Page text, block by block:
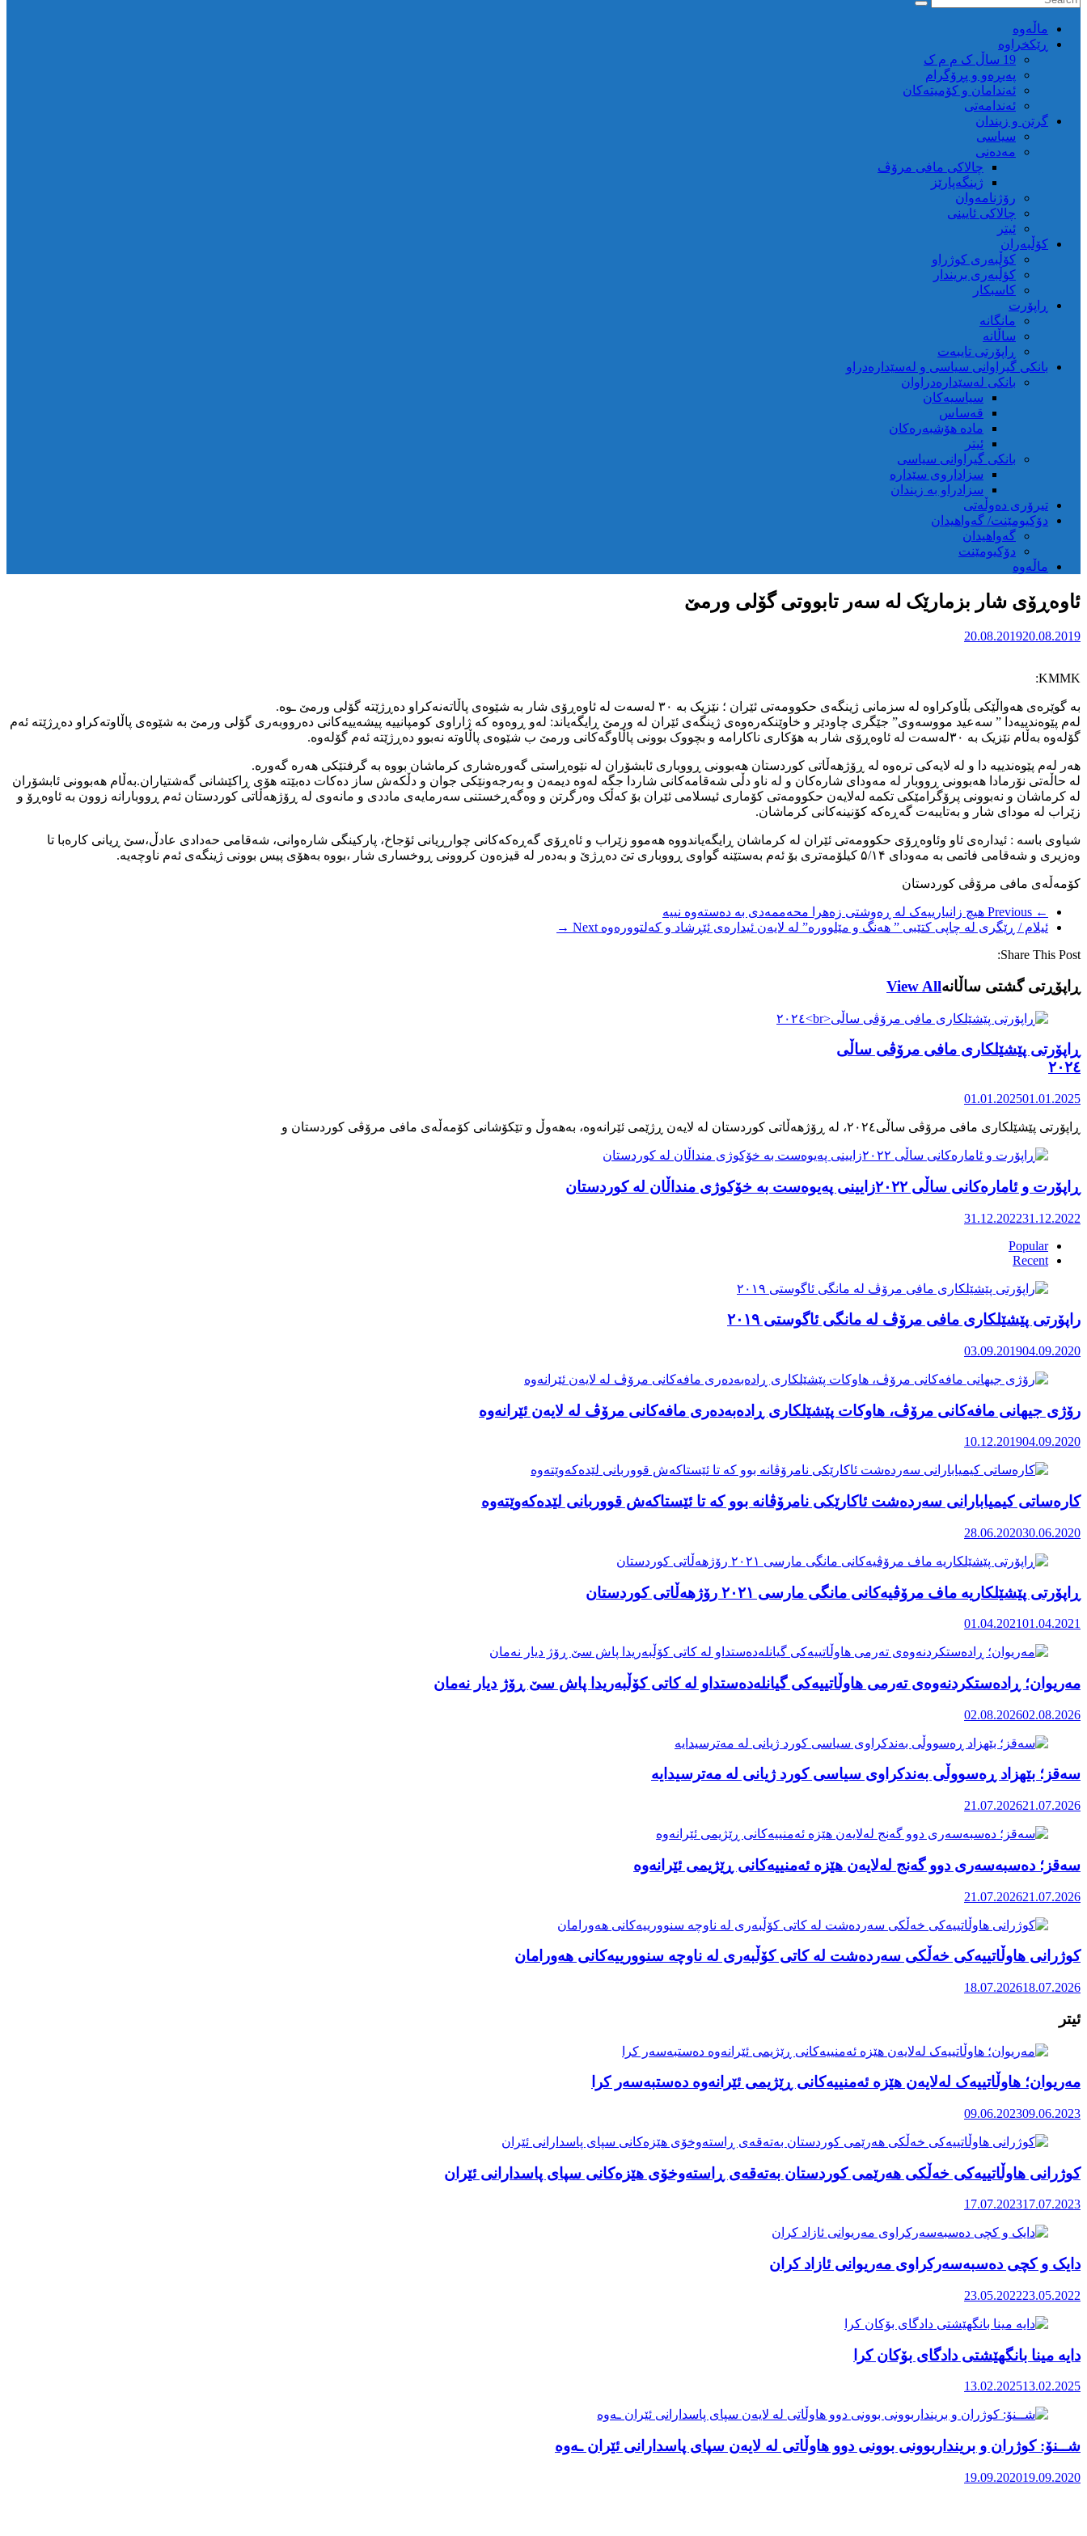
ماڵه‌وه‌
ڕێکخراوە
19 ساڵ ک م م ک
پەیڕەو و پڕۆگرام
ئەندامان و کۆمیتەکان
ئەندامەتی
گرتن و زیندان
سیاسی
مەدەنی
چالاکی مافی مرۆڤ
ژینگەپارێز
رۆژنامەوان
چالاکی ئایینی
ئیتر
کۆڵبەران
کۆڵبەری کوژراو
کؤڵبەری بریندار
کاسبکار
ڕاپۆرت
مانگانە
ساڵانە
ڕاپۆرتی تایبەت
بانکی گیراوانی سیاسی و لەسێدارەدراو
بانکی لەسێدارەدراوان
سیاسیەکان
قەساس
مادە هۆشبەرەکان
ئیتر
بانکی گیراوانی سیاسی
سزاداروی سێدارە
سزادراو بە زیندان
تیرۆری دەوڵەتی
دۆکیومێنت/ گەواهیدان
گەواهیدان
دۆکیومێنت
ماڵەوە
ئاوەڕۆی شار بزمارێک لە سەر تابووتی گۆلی ورمێ
20.08.201920.08.2019
KMMK:
بە گوێرەی هەواڵێکی بڵاوکراوە لە سزمانی ژینگەی حکوومەتی ئێران ؛ نێزیک بە ۳۰ لەسەت لە ئاوەڕۆی شار بە شێوەی پاڵاتەنەکراو دەڕژێتە گۆلی ورمێ ـوە.
لەم پێوەندییەدا ” سەعید مووسەوی” جێگری چاودێر و خاوێنکەرەوەی ژینگەی ئێران لە ورمێ ڕایگەیاند: لەو ڕوەوە کە ژاراوی کومپانییە پیشەییەکانی دەرووبەری گۆلی ورمێ بە شێوەی پاڵاوتەکراو دەڕژێتە ئەم
گۆلەوە بەڵام نێزیک بە ۳۰لەسەت لە ئاوەڕۆی شار بە هۆکاری ناکارامە و بچووک بوونی پاڵاوگەکانی ورمێ ب شێوەی پاڵاوتە نەبوو دەڕژێتە ئەم گۆلەوە.
هەر لەم پێوەندییە دا و لە لایەکی ترەوە لە ڕۆژهەڵاتی کوردستان هەبوونی ڕووباری ئابشۆران لە نێوەڕاستی گەورەشاری کرماشان بووە بە گرفتێکی هەرە گەورە.
لە حاڵەتی نۆرمادا هەبوونی ڕووبار لە مەودای شارەکان و لە ناو دڵی شەقامەکانی شاردا جگە لەوە دیمەن و بەرجەونێکی جوان و دڵکەش ساز دەکات دەبێتە هۆی ڕاکێشانی گەشتیاران.بەڵام هەبوونی ئابشۆران
لە کرماشان و نەبوونی پرۆگرامێکی تکمە لەلایەن حکوومەتی کۆماری ئیسلامی ئێران بۆ کەڵک وەرگرتن و وەگەڕخستنی سەرمایەی ماددی و مانەوی لە ڕۆژهەڵاتی کوردستان ئەم ڕووبارانە زوون بە ئاوەڕۆ و
زێراب لە مودای شار و بەتایبەت گەڕەکە کۆنینەکانی کرماشان.
شیاوی باسە : ئیدارەی ئاو وئاوەڕۆی حکوومەتی ئێران لە کرماشان ڕایگەیاندووە هەموو زێراب و ئاەڕۆی گەڕەکەکانی چوارڕیانی ئۆجاخ، پارکینگی شارەوانی، شەقامی حەدادی عادڵ،سێ ڕیانی کارەبا تا
وەزیری و شەقامی فاتمی بە مەودای ۵/۱۴ کیلۆمەتری بۆ ئەم بەستێنە گواوی ڕووباری تێ دەڕژێ و بەدەر لە قیزەون کروونی ڕوخساری شار ،بووە بەهۆی پیس بوونی ژینگەی ئەم ناوچەیە.
کۆمەڵەی مافی مرۆڤی کوردستان
← Previous
هیچ زانیارییەک لە ڕەوشتی زەهرا محەممەدی بە دەستەوە نییە
ئیلام / ڕێگری لە چاپی کتێبی ” هەنگ و مێلوورە” لە لایەن ئیدارەی ئێڕشاد و کەلتوورەوە Next →
Share This Post:
ڕاپۆڕتی گشتی ساڵانهView All
ڕاپۆرتی پێشێلکاری مافی مرۆڤی ساڵی
٢٠٢٤
01.01.202501.01.2025
ڕاپۆرت و ئامارەکانی ساڵی ٢٠٢٢زایینی پەیوەست بە خۆکوژی منداڵان لە کوردستان
31.12.202231.12.2022
Popular
Recent
راپۆرتی پێشێلكاری مافی مرۆڤ له‌ مانگی ئاگوستی ٢٠١٩
03.09.201904.09.2020
رۆژی جیهانی مافەکانی مرۆڤ، هاوکات پێشێلکاری ڕادەبەدەری مافەکانی مرۆڤ لە لایەن ئێرانەوە
10.12.201904.09.2020
کارەساتی کیمیابارانی سەردەشت ئاکارێکی نامرۆڤانە بوو کە تا ئێستاکەش قووربانی لێدەکەوێتەوە
28.06.202030.06.2020
ڕاپۆرتی پێشێلکاریە ماف مرۆڤیەکانی مانگی مارسی ٢٠٢١ رۆژهەڵاتی کوردستان
01.04.202101.04.2021
مەریوان؛ ڕادەستکردنەوەی تەرمی هاوڵاتییەکی گیانلەدەستداو لە کاتی کۆڵبەریدا پاش سێ ڕۆژ دیار نەمان
02.08.202602.08.2026
سەقز؛ بێهزاد ڕەسووڵی بەندکراوی سیاسی کورد ژیانی لە مەترسیدایە
21.07.202621.07.2026
سەقز؛ دەسبەسەری دوو گەنج لەلایەن هێزە ئەمنییەکانی ڕێژیمی ئێرانەوە
21.07.202621.07.2026
کوژرانی هاوڵاتییەکی خەڵکی سەردەشت لە کاتی کۆڵبەری لە ناوچە سنوورییەکانی هەورامان
18.07.202618.07.2026
ئیتر
مەریوان؛ هاوڵاتییەک لەلایەن هێزە ئەمنییەکانی ڕێژیمی ئێرانەوە دەستبەسەر کرا
09.06.202309.06.2023
کوژرانی هاوڵاتییەکی خەڵکی هەرێمی کوردستان بەتەقەی ڕاسته‌وخۆی هێزەکانی سپای پاسدارانی ئێران
17.07.202317.07.2023
دایک و کچی دەسبەسەرکراوی مەریوانی ئازاد کران
23.05.202223.05.2022
دایە مینا بانگهێشتی دادگای بۆکان کرا
13.02.202513.02.2025
شــنۆ: کوژران و برینداربوونی بوونی دوو هاوڵاتی لە لایەن سپای پاسدارانی ئێران ـەوە
19.09.202019.09.2020